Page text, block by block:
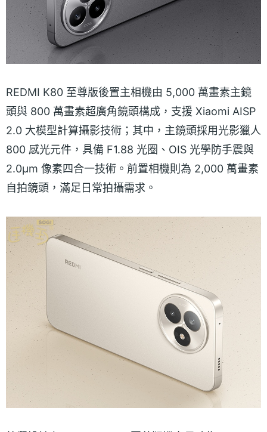
REDMI K80 至尊版後置主相機由 5,000 萬畫素主鏡
頭與 800 萬畫素超廣角鏡頭構成，支援 Xiaomi AISP
2.0 大模型計算攝影技術；其中，主鏡頭採用光影獵人
800 感光元件，具備 F1.88 光圈、OIS 光學防手震與
2.0μm 像素四合一技術。前置相機則為 2,000 萬畫素
自拍鏡頭，滿足日常拍攝需求。